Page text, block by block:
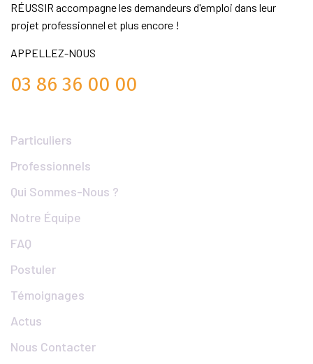
RÉUSSIR accompagne les demandeurs d'emploi dans leur
projet professionnel et plus encore !
APPELLEZ-NOUS
03 86 36 00 00
Particuliers
Professionnels
Qui Sommes-Nous ?
Notre Équipe
FAQ
Postuler
Témoignages
Actus
Nous Contacter